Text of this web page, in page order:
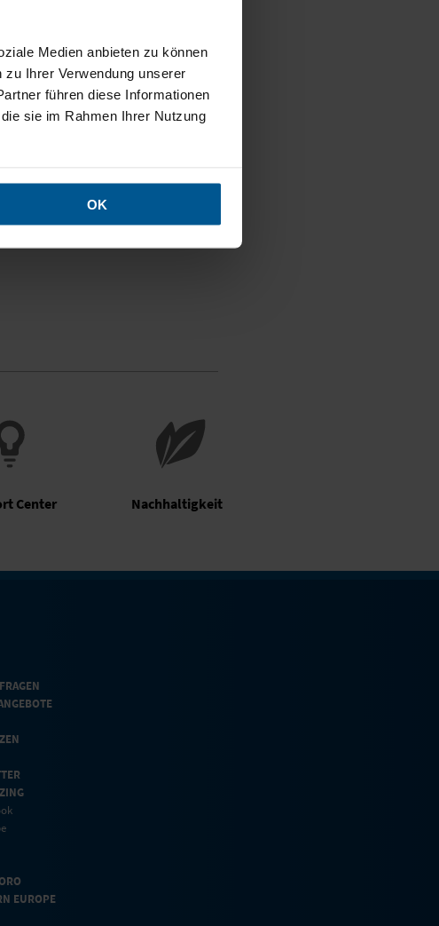
Medien anbieten zu können
Ihrer Verwendung unserer
führen diese Informationen
sie im Rahmen Ihrer Nutzung
OK
Outfit dank
Lampen und Tapeten, um ein
Aufgabe war es, die Farb- und
unter...
Center Nachhaltigkeit
EUROPE